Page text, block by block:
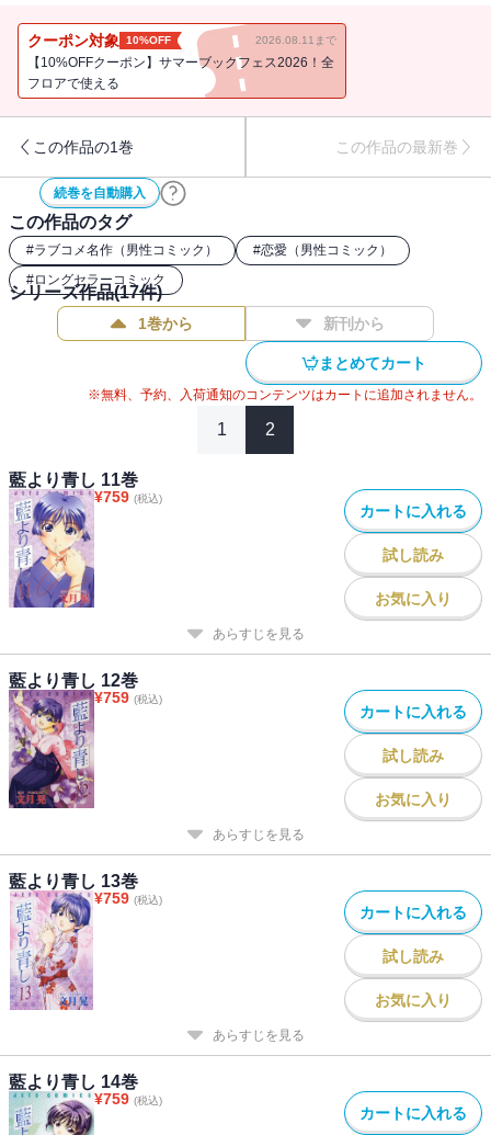
クーポン対象 10%OFF 2026.08.11まで
【10%OFFクーポン】サマーブックフェス2026！全
フロアで使える
この作品の1巻 この作品の最新巻
続巻を自動購入
この作品のタグ
#ラブコメ名作（男性コミック） #恋愛（男性コミック）
#ロングセラーコミック
シリーズ作品(17件)
1巻から 新刊から
まとめてカート
※無料、予約、入荷通知のコンテンツはカートに追加されません。
1 2
藍より青し 11巻
¥759 (税込)
カートに入れる
試し読み
お気に入り
あらすじを見る
藍より青し 12巻
¥759 (税込)
カートに入れる
試し読み
お気に入り
あらすじを見る
藍より青し 13巻
¥759 (税込)
カートに入れる
試し読み
お気に入り
あらすじを見る
藍より青し 14巻
¥759 (税込)
カートに入れる